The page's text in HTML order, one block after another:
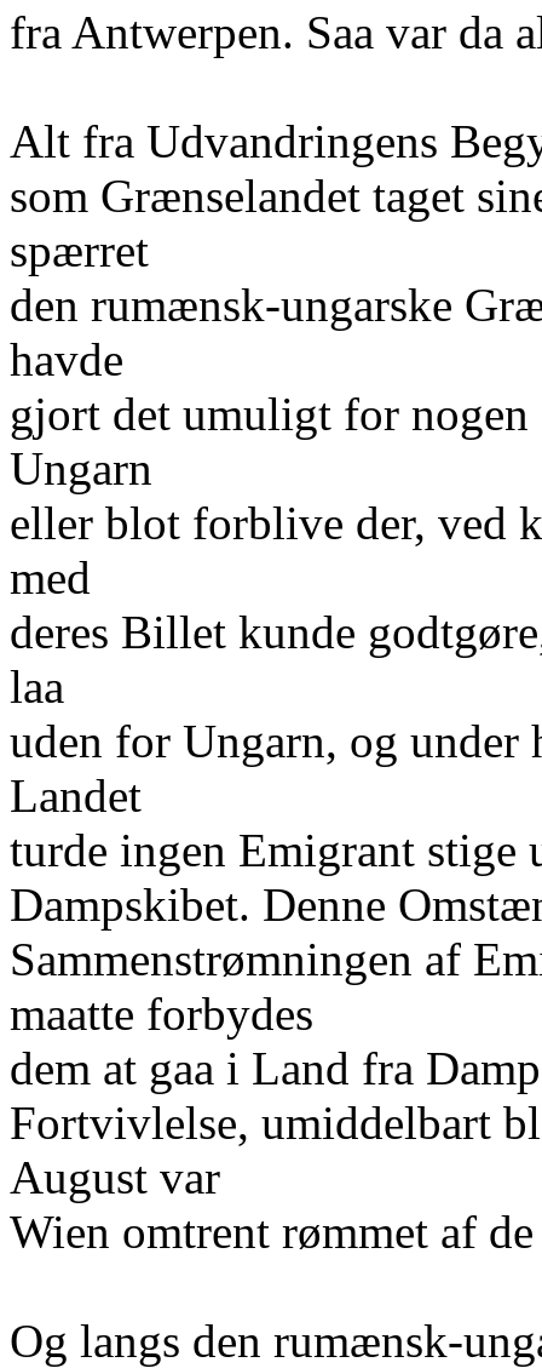
fra Antwerpen. Saa var da
Alt fra Udvandringens
som Grænselandet taget
spærret
den rumænsk-ungarske
havde
gjort det umuligt for
Ungarn
eller blot forblive der, ved
med
deres Billet kunde
laa
uden for Ungarn, og under
Landet
turde ingen Emigrant stige
Dampskibet. Denne
Sammenstrømningen af
maatte forbydes
dem at gaa i Land fra
Fortvivlelse, umiddelbart
August var
Wien omtrent rømmet af
Og langs den rumænsk-